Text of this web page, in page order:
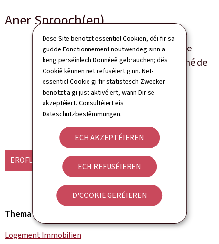
Dëse Site benotzt essentiel Cookien, déi fir säi
gudde Fonctionnement noutwendeg sinn a
keng perséinlech Donnéeë gebrauchen; dës
Cookië kënnen net refuséiert ginn. Net-
essentiel Cookië gi fir statistesch Zwecker
benotzt a gi just aktivéiert, wann Dir se
akzeptéiert. Consultéiert eis
Dateschutzbestëmmungen.
ECH AKZEPTÉIEREN
ECH REFUSÉIEREN
D'COOKIË GERÉIEREN
Aner Sprooch(en)
Programme national de
réforme du Grand-Duché de
Luxembourg 2019
Sprooch(en)
50 säit(en)
EROFLUEDEN (FR, PDF - 921 KB)
Thema
Logement Immobilien